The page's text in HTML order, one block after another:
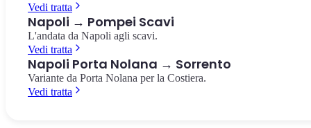
Vedi tratta
Napoli → Pompei Scavi
L'andata da Napoli agli scavi.
Vedi tratta
Napoli Porta Nolana → Sorrento
Variante da Porta Nolana per la Costiera.
Vedi tratta